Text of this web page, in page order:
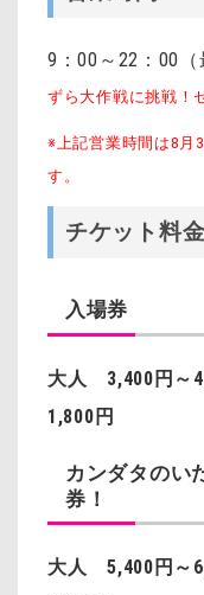
9：00～22：00（
ずら大作戦に挑戦！
※上記営業時間は8月
す。
チケット料金
入場券
大人 3,400円～
1,800円
カンダタのい
券！
大人 5,400円～